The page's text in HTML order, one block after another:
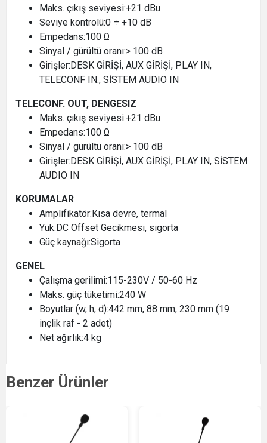
Maks. çıkış seviyesi:+21 dBu
Seviye kontrolü:0 ÷ +10 dB
Empedans:100 Ω
Sinyal / gürültü oranı:> 100 dB
Girişler:DESK GİRİŞİ, AUX GİRİŞİ, PLAY IN,
TELECONF IN., SİSTEM AUDIO IN
TELECONF. OUT, DENGESIZ
Maks. çıkış seviyesi:+21 dBu
Empedans:100 Ω
Sinyal / gürültü oranı:> 100 dB
Girişler:DESK GİRİŞİ, AUX GİRİŞİ, PLAY IN, SİSTEM
AUDIO IN
KORUMALAR
Amplifikatör:Kısa devre, termal
Yük:DC Offset Gecikmesi, sigorta
Güç kaynağı:Sigorta
GENEL
Çalışma gerilimi:115-230V / 50-60 Hz
Maks. güç tüketimi:240 W
Boyutlar (w, h, d):442 mm, 88 mm, 230 mm (19
inçlik raf - 2 adet)
Net ağırlık:4 kg
Benzer Ürünler